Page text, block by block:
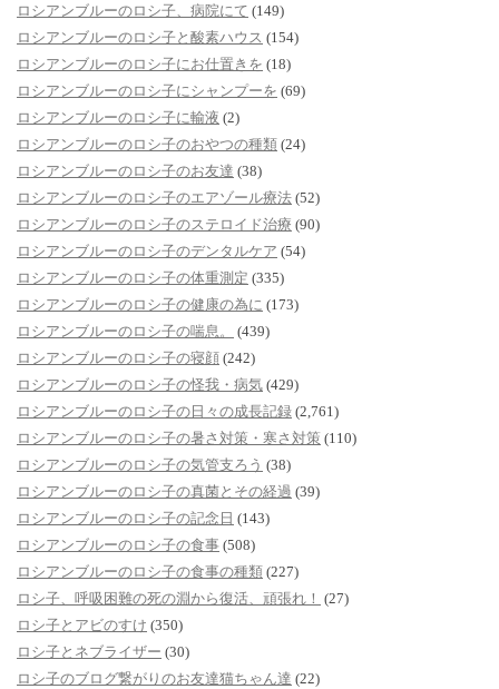
ロシアンブルーのロシ子、病院にて (149)
ロシアンブルーのロシ子と酸素ハウス (154)
ロシアンブルーのロシ子にお仕置きを (18)
ロシアンブルーのロシ子にシャンプーを (69)
ロシアンブルーのロシ子に輸液 (2)
ロシアンブルーのロシ子のおやつの種類 (24)
ロシアンブルーのロシ子のお友達 (38)
ロシアンブルーのロシ子のエアゾール療法 (52)
ロシアンブルーのロシ子のステロイド治療 (90)
ロシアンブルーのロシ子のデンタルケア (54)
ロシアンブルーのロシ子の体重測定 (335)
ロシアンブルーのロシ子の健康の為に (173)
ロシアンブルーのロシ子の喘息。
(439)
ロシアンブルーのロシ子の寝顔 (242)
ロシアンブルーのロシ子の怪我・病気 (429)
ロシアンブルーのロシ子の日々の成長記録 (2,761)
ロシアンブルーのロシ子の暑さ対策・寒さ対策 (110)
ロシアンブルーのロシ子の気管支ろう (38)
ロシアンブルーのロシ子の真菌とその経過 (39)
ロシアンブルーのロシ子の記念日 (143)
ロシアンブルーのロシ子の食事 (508)
ロシアンブルーのロシ子の食事の種類 (227)
ロシ子、呼吸困難の死の淵から復活、頑張れ！ (27)
ロシ子とアビのすけ (350)
ロシ子とネブライザー (30)
ロシ子のブログ繋がりのお友達猫ちゃん達 (22)